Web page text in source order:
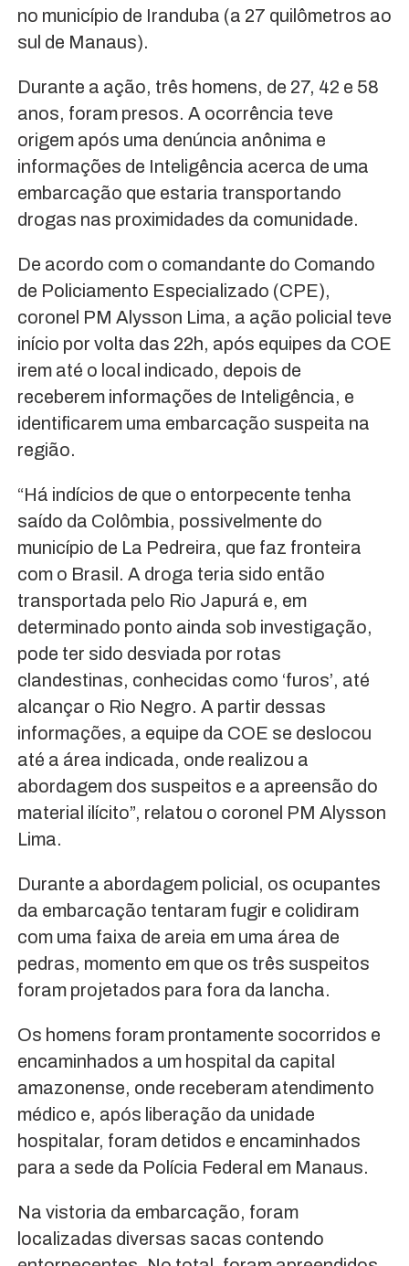
no município de Iranduba (a 27 quilômetros ao
sul de Manaus).
Durante a ação, três homens, de 27, 42 e 58
anos, foram presos. A ocorrência teve
origem após uma denúncia anônima e
informações de Inteligência acerca de uma
embarcação que estaria transportando
drogas nas proximidades da comunidade.
De acordo com o comandante do Comando
de Policiamento Especializado (CPE),
coronel PM Alysson Lima, a ação policial teve
início por volta das 22h, após equipes da COE
irem até o local indicado, depois de
receberem informações de Inteligência, e
identificarem uma embarcação suspeita na
região.
“Há indícios de que o entorpecente tenha
saído da Colômbia, possivelmente do
município de La Pedreira, que faz fronteira
com o Brasil. A droga teria sido então
transportada pelo Rio Japurá e, em
determinado ponto ainda sob investigação,
pode ter sido desviada por rotas
clandestinas, conhecidas como ‘furos’, até
alcançar o Rio Negro. A partir dessas
informações, a equipe da COE se deslocou
até a área indicada, onde realizou a
abordagem dos suspeitos e a apreensão do
material ilícito”, relatou o coronel PM Alysson
Lima.
Durante a abordagem policial, os ocupantes
da embarcação tentaram fugir e colidiram
com uma faixa de areia em uma área de
pedras, momento em que os três suspeitos
foram projetados para fora da lancha.
Os homens foram prontamente socorridos e
encaminhados a um hospital da capital
amazonense, onde receberam atendimento
médico e, após liberação da unidade
hospitalar, foram detidos e encaminhados
para a sede da Polícia Federal em Manaus.
Na vistoria da embarcação, foram
localizadas diversas sacas contendo